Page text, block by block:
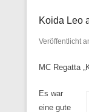
Koida Leo
Veröffentlicht
MC Regatta
Es war
eine gute